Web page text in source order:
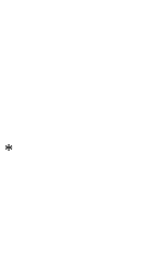
*